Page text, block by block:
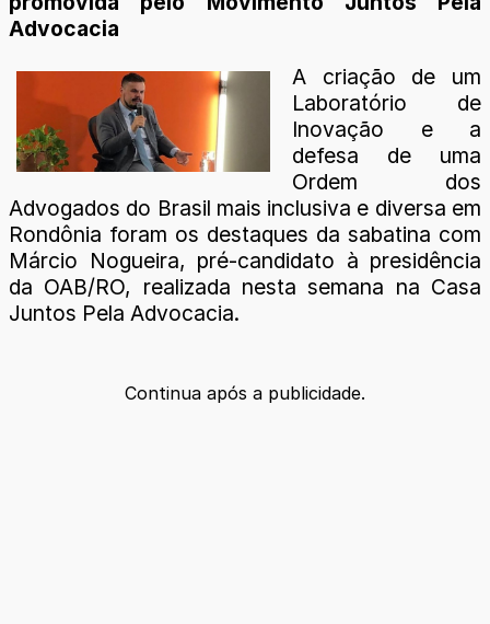
Advocacia
A criação de um
Laboratório de
Inovação e a
defesa de uma
Ordem dos
Advogados do Brasil mais inclusiva e diversa em
Rondônia foram os destaques da sabatina com
Márcio Nogueira, pré-candidato à presidência
da OAB/RO, realizada nesta semana na Casa
Juntos Pela Advocacia.
Continua após a publicidade.